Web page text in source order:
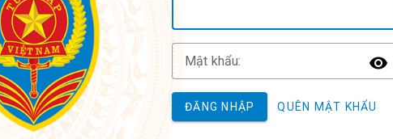
Mật khẩu:
ĐĂNG NHẬP QUÊN MẬT KHẨU